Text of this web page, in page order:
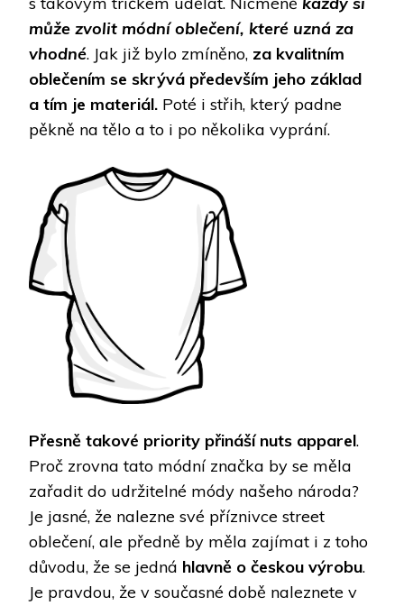
může zvolit módní oblečení, které uzná za
vhodné. Jak již bylo zmíněno, za kvalitním
oblečením se skrývá především jeho základ
a tím je materiál. Poté i střih, který padne
pěkně na tělo a to i po několika vyprání.
Přesně takové priority přinášínuts apparel.
Proč zrovna tato módní značka by se měla
zařadit do udržitelné módy našeho národa?
Je jasné, že nalezne své příznivce street
oblečení, ale předně by měla zajímat i z toho
důvodu, že se jedná hlavně o českou výrobu.
Je pravdou, že v současné době naleznete v